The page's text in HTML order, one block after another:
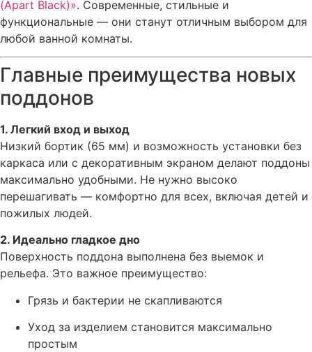
(Apart Black)». Современные, стильные и
функциональные — они станут отличным выбором для
любой ванной комнаты.
Главные преимущества новых
поддонов
1. Легкий вход и выход
Низкий бортик (65 мм) и возможность установки без
каркаса или с декоративным экраном делают поддоны
максимально удобными. Не нужно высоко
перешагивать — комфортно для всех, включая детей и
пожилых людей.
2. Идеально гладкое дно
Поверхность поддона выполнена без выемок и
рельефа. Это важное преимущество:
Грязь и бактерии не скапливаются
Уход за изделием становится максимально
простым